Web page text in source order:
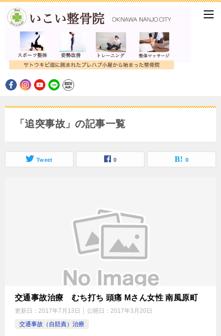
「追突事故」の記事一覧
Tweet 0 0
交通事故治療 むち打ち 頭痛 Mさん女性 南風原町
更新日： 2017年7月13日 公開日： 2017年3月20日
交通事故（自賠責）治療